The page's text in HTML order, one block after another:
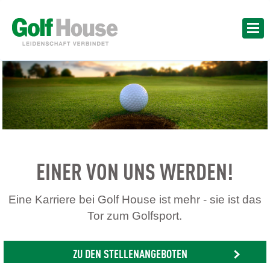
EINER VON UNS WERDEN!
Eine Karriere bei Golf House ist mehr - sie ist das
Tor zum Golfsport.
ZU DEN STELLENANGEBOTEN